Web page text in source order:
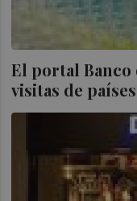
El portal Banco
visitas de